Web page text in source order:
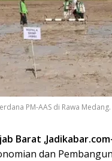
PM-AAS di Rawa Medang.
Barat
dan